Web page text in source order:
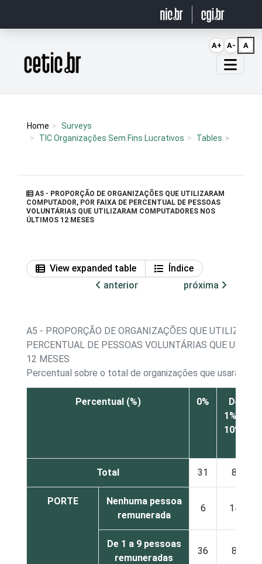
Página inicial
Home
Surveys
TIC Organizações Sem Fins Lucrativos
Tables
A5 - PROPORÇÃO DE ORGANIZAÇÕES QUE UTILIZARAM
COMPUTADOR, POR FAIXA DE PERCENTUAL DE PESSOAS
VOLUNTÁRIAS QUE UTILIZARAM COMPUTADORES NOS
ÚLTIMOS 12 MESES
View expanded table
Índice
anterior
próxima
A5 - PROPORÇÃO DE ORGANIZAÇÕES QUE
PERCENTUAL DE PESSOAS VOLUNTÁRIAS QUE
12 MESES
Percentual sobre o total de organizações que usaram
Percentual (%) 0%
De
1% a
10%
Total 31 8
PORTE
Nenhuma pessoa
remunerada
6 14
De 1 a 9 pessoas
remuneradas
36 8
A+ A- A